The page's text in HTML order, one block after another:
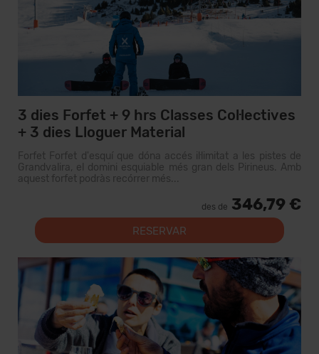
3 dies Forfet + 9 hrs Classes Col·lectives
+ 3 dies Lloguer Material
Forfet Forfet d'esquí que dóna accés il·limitat a les pistes de
Grandvalira, el domini esquiable més gran dels Pirineus. Amb
aquest forfet podràs recórrer més...
des de 346,79 €
RESERVAR